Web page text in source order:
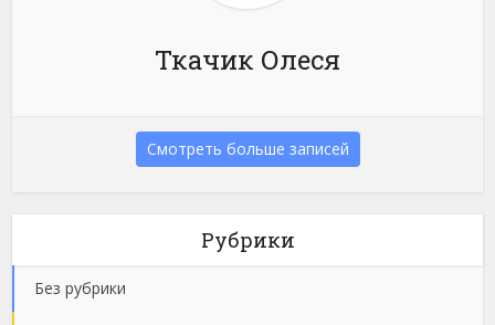
Ткачик Олеся
Смотреть больше записей
Рубрики
Без рубрики